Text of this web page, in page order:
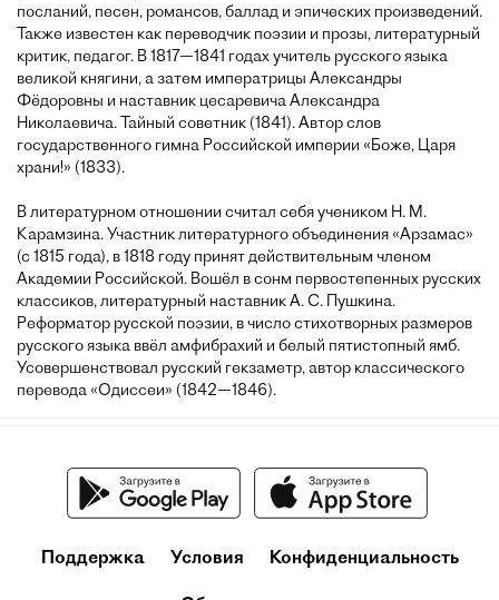
посланий, песен, романсов, баллад и эпических произведений.
Также известен как переводчик поэзии и прозы, литературный
критик, педагог. В 1817—1841 годах учитель русского языка
великой княгини, а затем императрицы Александры
Фёдоровны и наставник цесаревича Александра
Николаевича. Тайный советник (1841). Автор слов
государственного гимна Российской империи «Боже, Царя
храни!» (1833).
В литературном отношении считал себя учеником Н. М.
Карамзина. Участник литературного объединения «Арзамас»
(с 1815 года), в 1818 году принят действительным членом
Академии Российской. Вошёл в сонм первостепенных русских
классиков, литературный наставник А. С. Пушкина.
Реформатор русской поэзии, в число стихотворных размеров
русского языка ввёл амфибрахий и белый пятистопный ямб.
Усовершенствовал русский гекзаметр, автор классического
перевода «Одиссеи» (1842—1846).
Поддержка Условия Конфиденциальность